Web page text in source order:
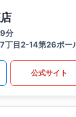
分
丁目2-14第26ポー
公式サイト